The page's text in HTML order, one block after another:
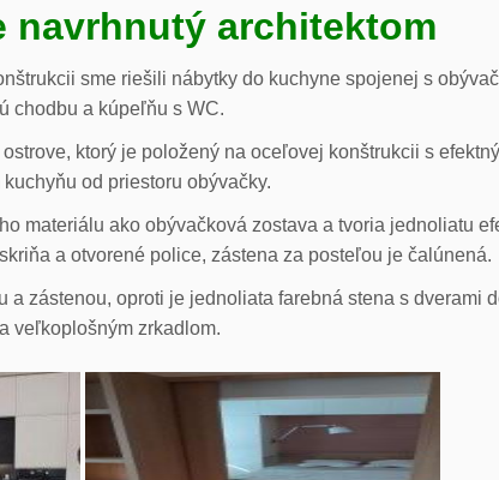
navrhnutý architektom
sme riešili nábytky do kuchyne spojenej s
chodbu a kúpeľňu s WC.
ktorý je položený na oceľovej konštrukcii s
od priestoru obývačky.
materiálu ako obývačková zostava a tvoria jednoliatu
a otvorené police, zástena za posteľou je čalúnená.
zástenou, oproti je jednoliata farebná stena s dverami
veľkoplošným zrkadlom.